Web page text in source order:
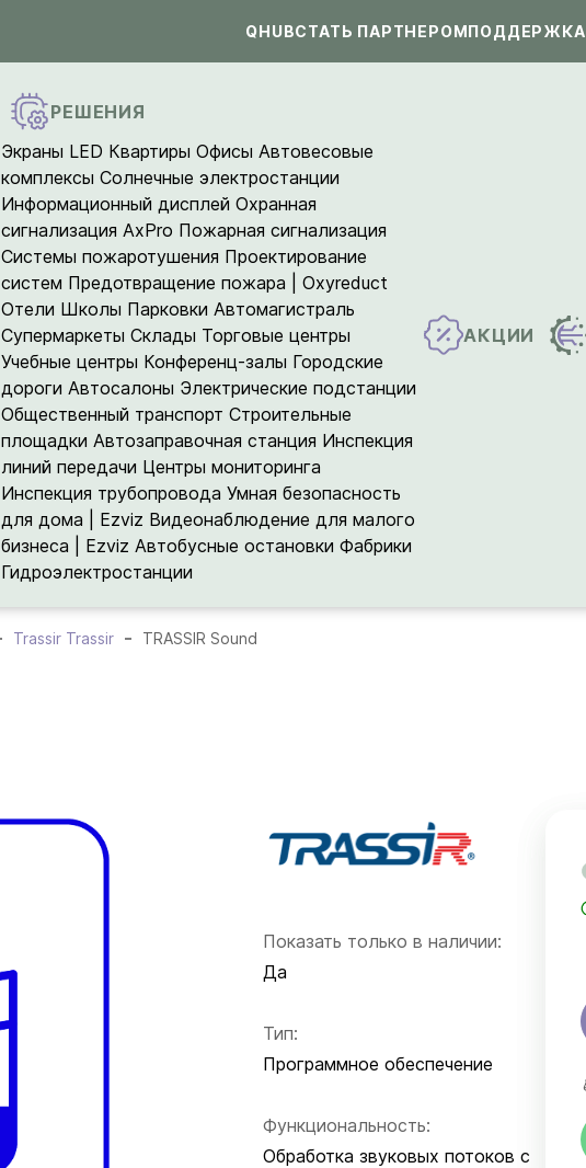
QHUBСТАТЬ ПАРТНЕРОМПОДДЕРЖКА
РЕШЕНИЯ
Экраны LED Квартиры Офисы Автовесовые
комплексыСолнечные электростанции
Информационный дисплей Охранная
сигнализация AxPro Пожарная сигнализация
Системы пожаротушения Проектирование
систем Предотвращение пожара | Oxyreduct
Отели Школы Парковки Автомагистраль
Супермаркеты Склады Торговые центры
Учебные центры Конференц-залы Городские
дороги Автосалоны Электрические подстанции
Общественный транспорт Строительные
площадки Автозаправочная станция Инспекция
линий передачи Центры мониторинга
Инспекция трубопровода Умная безопасность
для дома | Ezviz Видеонаблюдение для малого
бизнеса | Ezviz Автобусные остановки Фабрики
Гидроэлектростанции
АКЦИИ
Trassir Trassir TRASSIR Sound
Показать только в наличии:
Да
Тип:
Программное обеспечение
Функциональность:
Обработка звуковых потоков с